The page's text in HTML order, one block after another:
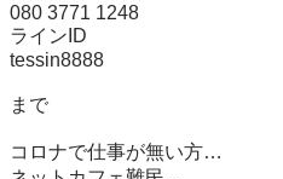
080 3771 1248
ラインID
tessin8888
まで
コロナで仕事が無い方…